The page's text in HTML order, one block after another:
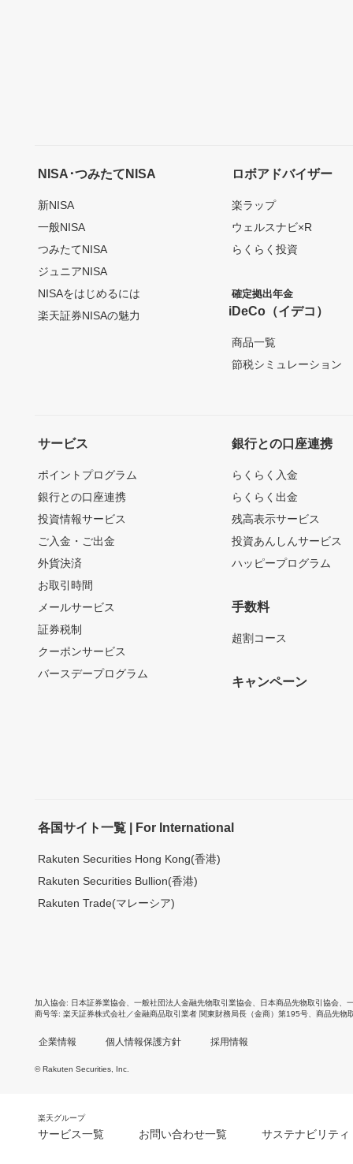
NISA･つみたてNISA
新NISA
一般NISA
つみたてNISA
ジュニアNISA
NISAをはじめるには
楽天証券NISAの魅力
ロボアドバイザー
楽ラップ
ウェルスナビ×R
らくらく投資
確定拠出年金
iDeCo（イデコ）
商品一覧
節税シミュレーション
サービス
ポイントプログラム
銀行との口座連携
投資情報サービス
ご入金・ご出金
外貨決済
お取引時間
メールサービス
証券税制
クーポンサービス
バースデープログラム
銀行との口座連携
らくらく入金
らくらく出金
残高表示サービス
投資あんしんサービス
ハッピープログラム
手数料
超割コース
キャンペーン
各国サイト一覧 | For International
Rakuten Securities Hong Kong(香港)
Rakuten Securities Bullion(香港)
Rakuten Trade(マレーシア)
加入協会 日本証券業協会 一般社団法人金融先物取引業協会 日本商品先物取引協会
商号等 楽天証券株式会社／金融商品取引業者 関東財務局長（金商）第195号、商品先物
企業情報 個人情報保護方針 採用情報
© Rakuten Securities, Inc.
楽天グループ
サービス一覧 お問い合わせ一覧 サステナビリティ